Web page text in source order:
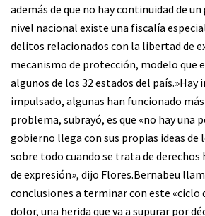
además de que no hay continuidad de
nivel nacional existe una fiscalía
delitos relacionados con la libertad de
mecanismo de protección, modelo que
algunos de los 32 estados del país.»Hay
impulsado, algunas han funcionado
problema, subrayó, es que «no hay una
gobierno llega con sus propias ideas de
sobre todo cuando se trata de
de expresión», dijo Flores.Bernabeu
conclusiones a terminar con este «ciclo
dolor, una herida que va a supurar por